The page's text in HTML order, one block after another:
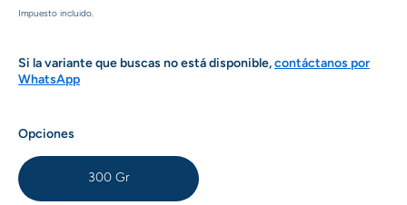
Impuesto incluido.
Si la variante que buscas no está disponible,contáctanos por
WhatsApp
Opciones
300 Gr